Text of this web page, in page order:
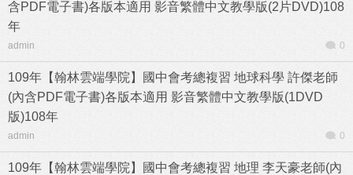
含PDF電子書)各版本適用 影音繁體中文教學版(2片DVD)108
年
admin 0
109年【翰林雲端學院】國中會考總複習 地球科學 許傑老師
(內含PDF電子書)各版本適用 影音繁體中文教學版(1DVD
版)108年
admin 0
109年【翰林雲端學院】國中會考總複習 地理 李天豪老師(內